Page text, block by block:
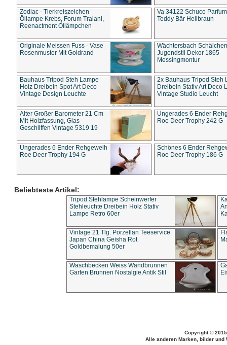
Zodiac - Tierkreiszeichen
Öllampe Krebs, Forum Traiani,
Reenactment Öllämpchen
Va 34122 Schuco
Teddy Bär Hellbraun
Originale Meissen Fuss - Vase
Rosenmuster Mit Goldrand
Wächtersbach Schälchen
Jugendstil Dekor 1865
Messingmontur
Bauhaus Tripod Steh Lampe
Holz Dreibein Spot Art Deco
Vintage Design Leuchte
2x Bauhaus Tripod Steh
Dreibein Stativ Art Deco
Vintage Studio Leucht
Alter Großer Barometer 21 Cm
Mit Holzfassung, Glas
Geschliffen Vintage 5319 19
Ungerades 6 Ender
Roe Deer Trophy 242 G
Ungerades 6 Ender Rehgeweih
Roe Deer Trophy 194 G
Schönes 6 Ender
Roe Deer Trophy 186 G
Beliebteste Artikel:
Tripod Stehlampe Scheinwerfer
Stehleuchte Dreibein Holz Stativ
Lampe Retro 60er
Vintage 21 Tlg. Porzellan Teeservice
Japan China Geisha Rot
Goldbemalung 50er
Waschbecken Weiss Wandbrunnen
Garten Brunnen Nostalgie Antik Stil
Copyright ©
Alle anderen Marken, bilder und